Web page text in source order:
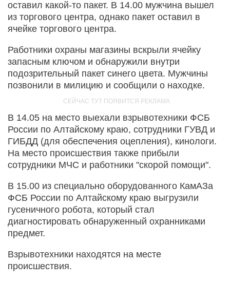
оставил какой-то пакет. В 14.00 мужчина вышел
из торгового центра, однако пакет оставил в
ячейке торгового центра.
Работники охраны магазины вскрыли ячейку
запасным ключом и обнаружили внутри
подозрительный пакет синего цвета. Мужчины
позвонили в милицию и сообщили о находке.
В 14.05 на место выехали взрывотехники ФСБ
России по Алтайскому краю, сотрудники ГУВД и
ГИБДД (для обеспечения оцепления), кинологи.
На место происшествия также прибыли
сотрудники МЧС и работники "скорой помощи".
В 15.00 из специально оборудованного КамАЗа
ФСБ России по Алтайскому краю выгрузили
гусеничного робота, который стал
диагностировать обнаруженный охранниками
предмет.
Взрывотехники находятся на месте
происшествия.